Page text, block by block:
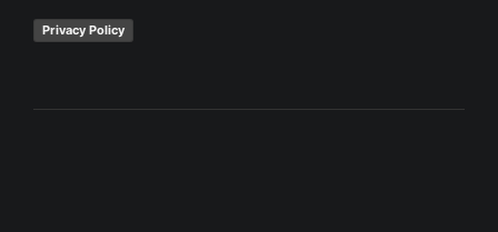
Privacy Policy